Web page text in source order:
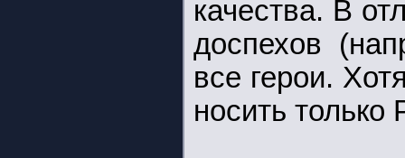
качества. В
доспехов
все герои.
носить